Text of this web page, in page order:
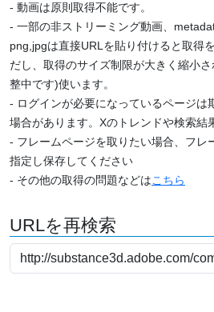
- 動画は原則取得不能です。
- 一部の非ストリーミング動画、
png,jpgは直接URLを貼り付けると取得
だし、取得のサイズ制限が大きく縮小
整中です)使います。
- ログインが必要になっているページは
場合があります。Xのトレンドや検索結
- フレームページを取りたい場合、フレ
指定し保存してください
- その他の取得の問題などはこちら
URLを再検索